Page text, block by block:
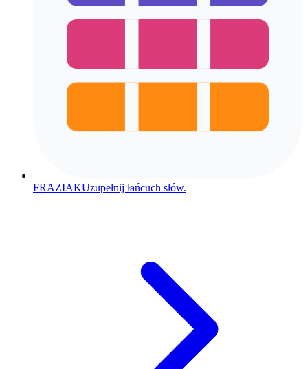
FRAZIAKUzupełnij łańcuch słów.